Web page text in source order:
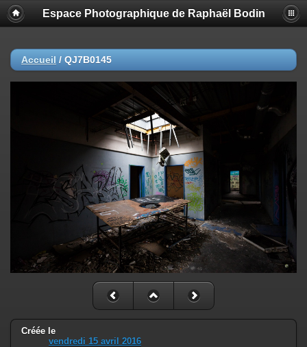
Espace Photographique de Raphaël Bodin
Accueil / QJ7B0145
Créée le
vendredi 15 avril 2016